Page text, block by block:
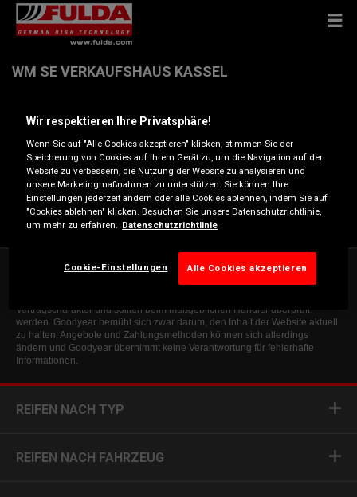
WM SE VERKAUFSHAUS KASSEL
Miramstr. 68 , 34123 KASSEL
Anfahrtsbeschreibung
Telefonnummer anzeigen
Die Informationen auf dieser Website sind allgemeiner Natur und dienen
ausschließlich zur Orientierung. Die angegebenen Informationen sind nicht
Vertragscharakter und sollten beim maßgeblichen Händler überprüft
werden. Goodyear bemüht sich zwar darum, den Inhalt der Website aktuell
zu halten, Angebote und Zahlungsmethoden können sich allerdings
ändern und Goodyear übernimmt keine Verantwortung für fehlerhafte
Informationen.
REIFEN NACH TYP
REIFEN NACH FAHRZEUG
Wir respektieren Ihre Privatsphäre!
Wenn Sie auf "Alle Cookies akzeptieren" klicken, stimmen Sie der
Speicherung von Cookies auf Ihrem Gerät zu, um die Navigation auf der
Website zu verbessern, die Nutzung der Website zu analysieren und
unsere Marketingmaßnahmen zu unterstützen. Sie können Ihre
Einstellungen jederzeit ändern oder alle Cookies ablehnen, indem Sie auf
"Cookies ablehnen" klicken. Besuchen Sie unsere Datenschutzrichtlinie,
um mehr zu erfahren. Datenschutzrichtlinie
Cookie-Einstellungen Alle Cookies akzeptieren